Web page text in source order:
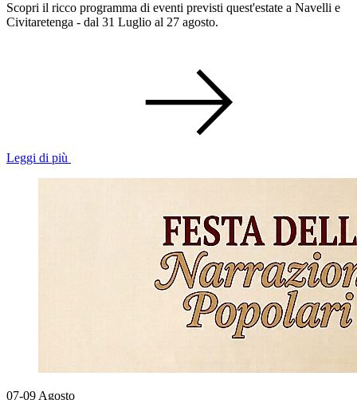
Scopri il ricco programma di eventi previsti quest'estate a Navelli e
Civitaretenga - dal 31 Luglio al 27 agosto.
Leggi di più
07-09 Agosto